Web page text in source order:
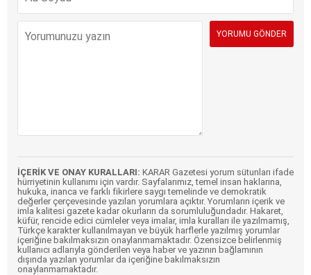
İÇERİK VE ONAY KURALLARI: KARAR Gazetesi yorum sütunları ifade
hürriyetinin kullanımı için vardır. Sayfalarımız, temel insan haklarına,
hukuka, inanca ve farklı fikirlere saygı temelinde ve demokratik
değerler çerçevesinde yazılan yorumlara açıktır. Yorumların içerik ve
imla kalitesi gazete kadar okurların da sorumluluğundadır. Hakaret,
küfür, rencide edici cümleler veya imalar, imla kuralları ile yazılmamış,
Türkçe karakter kullanılmayan ve büyük harflerle yazılmış yorumlar
içeriğine bakılmaksızın onaylanmamaktadır. Özensizce belirlenmiş
kullanıcı adlarıyla gönderilen veya haber ve yazının bağlamının
dışında yazılan yorumlar da içeriğine bakılmaksızın
onaylanmamaktadır.